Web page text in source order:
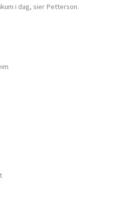
i dag, sier Petterson.